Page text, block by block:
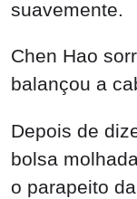
suavemente.
Chen Hao
balançou a
Depois de
bolsa
o parapeito